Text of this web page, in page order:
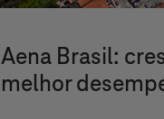
Aena Brasil:
melhor